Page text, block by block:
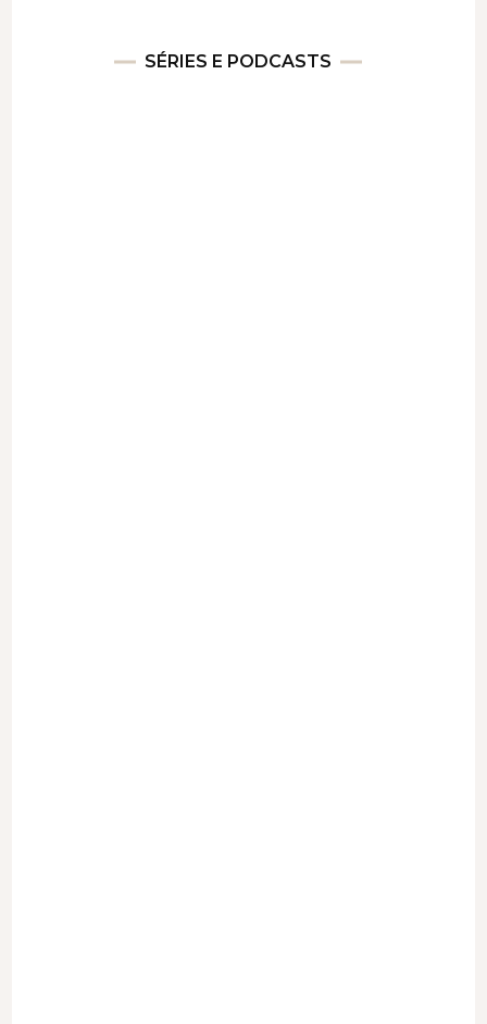
SÉRIES E PODCASTS